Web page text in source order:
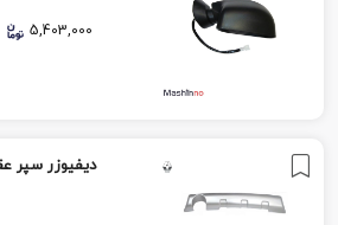
5,403,000
دیفیوزر سپر